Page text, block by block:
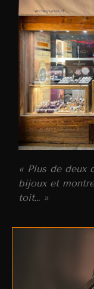
« Plus de deux
bijoux et
toit… »